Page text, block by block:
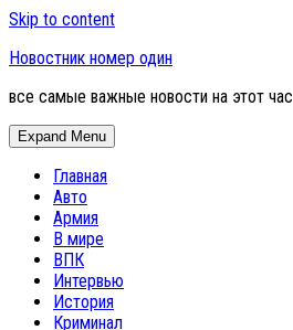
Skip to content
Новостник номер один
все самые важные новости на этот час
Expand Menu
Главная
Авто
Армия
В мире
ВПК
Интервью
История
Криминал